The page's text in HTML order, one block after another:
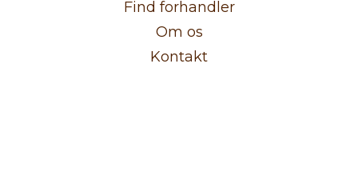
Find forhandler
Om os
Kontakt